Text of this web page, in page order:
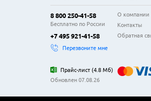
8 800 250-41-58
Бесплатно по России
+7 495 921-41-58
Перезвоните мне
Прайс-лист(4.8 Мб)
Обновлен 07.08.26
О компании
Контакты
Обратная